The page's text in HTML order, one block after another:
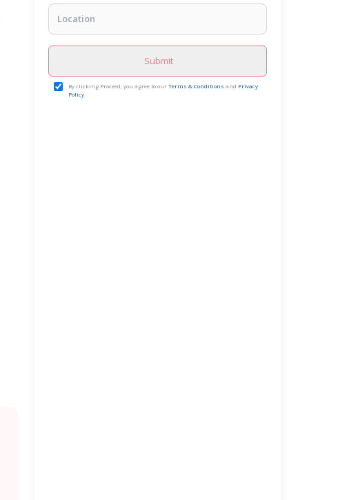
Submit
By clicking Proceed, you agree to ourTerms & Conditions and Privacy
Policy